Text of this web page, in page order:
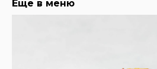
Еще в меню